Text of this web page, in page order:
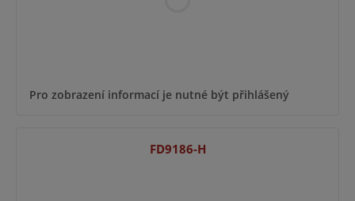
Pro zobrazení informací je nutné být přihlášený
FD9186-H